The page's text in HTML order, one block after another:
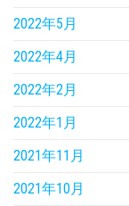
2022年5月
2022年4月
2022年2月
2022年1月
2021年11月
2021年10月